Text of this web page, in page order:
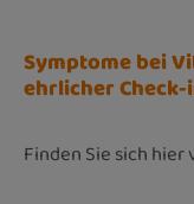
Symptome bei
ehrlicher
Finden Sie sich